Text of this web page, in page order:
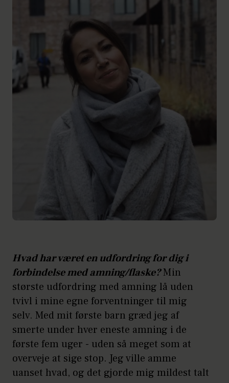
Hvad har været en udfordring for dig i
forbindelse med amning/flaske?Min
største udfordring med amning lå uden
tvivl i mine egne forventninger til mig
selv. Med mit første barn græd jeg af
smerte under hver eneste amning i de
første fem uger - uden så meget som at
overveje at sige stop. Jeg ville amme
uanset hvad, og det gjorde mig mildest talt